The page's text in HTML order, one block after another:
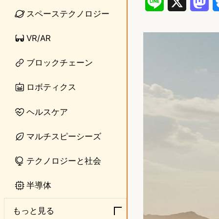
スペーステクノロジー
VR/AR
ブロックチェーン
ロボティクス
ヘルスケア
マルチスピーシーズ
テクノロジーと社会
半導体
もっと見る